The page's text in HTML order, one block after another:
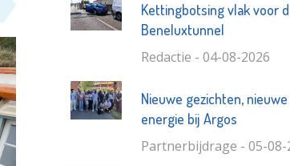
Kettingbotsing vlak voor
Beneluxtunnel
Redactie - 04-08-2026
Nieuwe gezichten, nieuwe
energie bij Argos
Partnerbijdrage - 05-08-